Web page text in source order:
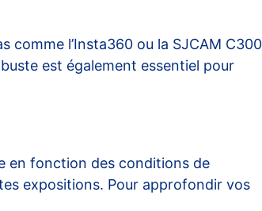
comme l’Insta360 ou la SJCAM C300
est également essentiel pour
en fonction des conditions de
expositions. Pour approfondir vos